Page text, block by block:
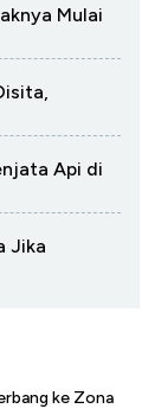
Mulai
Api di
Jika
ke Zona